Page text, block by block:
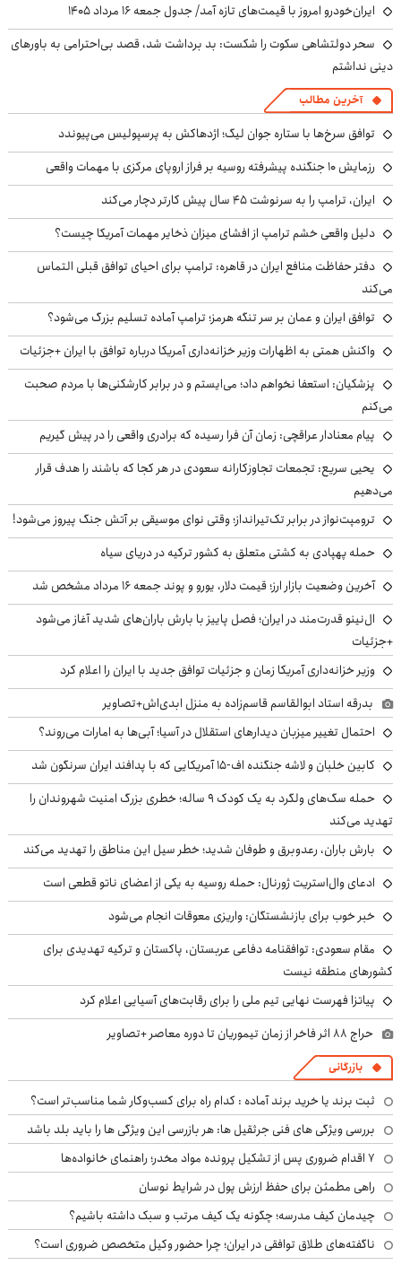
ایران‌خودرو امروز با قیمت‌های تازه آمد/ جدول جمعه ۱۶ مرداد ۱۴۰۵
سحر دولتشاهی سکوت را شکست: بد برداشت شد، قصد بی‌احترامی به باورهای
دینی نداشتم
آخرین مطالب
توافق سرخ‌ها با ستاره جوان لیگ؛ اژدهاکش به پرسپولیس می‌پیوندد
رزمایش ۱۰ جنگنده پیشرفته روسیه بر فراز اروپای مرکزی با مهمات واقعی
ایران، ترامپ را به سرنوشت ۴۵ سال پیش کارتر دچار می‌کند
دلیل واقعی خشم ترامپ از افشای میزان ذخایر مهمات آمریکا چیست؟
دفتر حفاظت منافع ایران در قاهره: ترامپ برای احیای توافق قبلی التماس
می‌کند
توافق ایران و عمان بر سر تنگه هرمز؛ ترامپ آماده تسلیم بزرگ می‌شود؟
واکنش همتی به اظهارات وزیر خزانه‌داری آمریکا درباره توافق با ایران +جزئیات
پزشکیان: استعفا نخواهم داد؛ می‌ایستم و در برابر کارشکنی‌ها با مردم صحبت
می‌کنم
پیام معنادار عراقچی: زمان آن فرا رسیده که برادری واقعی را در پیش گیریم
یحیی سریع: تجمعات تجاوزکارانه سعودی در هر کجا که باشند را هدف قرار
می‌دهیم
ترومپت‌نواز در برابر تک‌تیرانداز؛ وقتی نوای موسیقی بر آتش جنگ پیروز می‌شود!
حمله پهپادی به کشتی متعلق به کشور ترکیه در دریای سیاه
آخرین وضعیت بازار ارز؛ قیمت دلار، یورو و پوند جمعه ۱۶ مرداد مشخص شد
ال‌نینو قدرت‌مند در ایران؛ فصل پاییز با بارش باران‌های شدید آغاز می‌شود
+جزئیات
وزیر خزانه‌داری آمریکا زمان و جزئیات توافق جدید با ایران را اعلام کرد
بدرقه استاد ابوالقاسم قاسم‌زاده به منزل ابدی‌اش+تصاویر
احتمال تغییر میزبان دیدارهای استقلال در آسیا؛ آبی‌ها به امارات می‌روند؟
کابین خلبان و لاشه جنگنده اف-۱۵ آمریکایی که با پدافند ایران سرنگون شد
حمله سگ‌های ولگرد به یک کودک ۹ ساله؛ خطری بزرگ امنیت شهروندان را
تهدید می‌کند
بارش باران، رعدوبرق و طوفان شدید؛ خطر سیل این مناطق را تهدید می‌کند
ادعای وال‌استریت ژورنال: حمله روسیه به یکی از اعضای ناتو قطعی است
خبر خوب برای بازنشستگان: واریزی معوقات انجام می‌شود
مقام سعودی: توافقنامه دفاعی عربستان، پاکستان و ترکیه تهدیدی برای
کشورهای منطقه نیست
پیاتزا فهرست نهایی تیم ملی را برای رقابت‌های آسیایی اعلام کرد
حراج ۸۸ اثر فاخر از زمان تیموریان تا دوره معاصر +تصاویر
بازرگانی
ثبت برند یا خرید برند آماده : کدام راه برای کسب‌وکار شما مناسب‌تر است؟
بررسی ویژگی های فنی جرثقیل ها: هر بازرسی این ویژگی ها را باید بلد باشد
۷ اقدام ضروری پس از تشکیل پرونده مواد مخدر؛ راهنمای خانواده‌ها
راهی مطمئن برای حفظ ارزش پول در شرایط نوسان
چیدمان کیف مدرسه؛ چگونه یک کیف مرتب و سبک داشته باشیم؟
ناگفته‌های طلاق توافقی در ایران؛ چرا حضور وکیل متخصص ضروری است؟